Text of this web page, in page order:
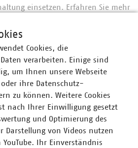
einsetzen. Erfahren Sie mehr
fach/aktuelles/die-
auf die Rohre" wird vom Freistaat
weiteren Partner unterstützt. Dabei
kostenloses Angebot an
Videos oder einem Leitfaden
Informationsveranstaltungen zur
Infos finden Sie auf
Cookies, die
verarbeiten. Einige sind
um Ihnen unsere Webseite
ihre Datenschutz-
zu können. Weitere Cookies
nach Ihrer Einwilligung gesetzt
und Optimierung des
Darstellung von Videos nutzen
Ihr Einverständnis